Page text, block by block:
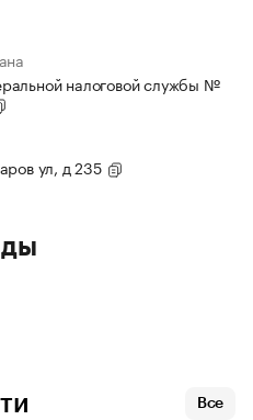
налоговой службы №
ул, д 235
Все